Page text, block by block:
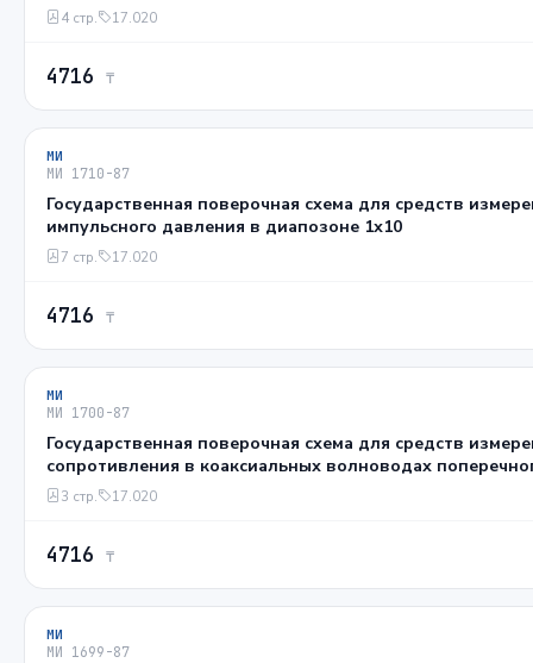
4 стр. 17.020
4716 ₸
МИ
МИ 1710-87
Государственная поверочная схема для средств
импульсного давления в диапозоне 1х10
7 стр. 17.020
4716 ₸
МИ
МИ 1700-87
Государственная поверочная схема для средств
сопротивления в коаксиальных волноводах
7/3,04 и 3,5/1,52 мм в диапазоне частот 0,02/18,00 ГГц
3 стр. 17.020
4716 ₸
МИ
МИ 1699-87